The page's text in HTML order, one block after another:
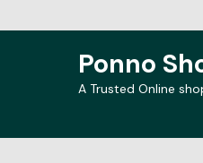
Ponno
A Trusted Online